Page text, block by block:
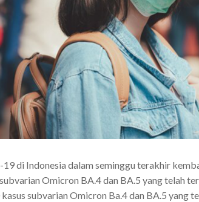
19 di Indonesia dalam seminggu terakhir
Omicron BA.4 dan BA.5 yang telah
subvarian Omicron Ba.4 dan BA.5 yang